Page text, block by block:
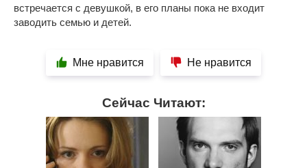
встречается с девушкой, в его планы пока не входит
заводить семью и детей.
Мне нравится Не нравится
Сейчас Читают: